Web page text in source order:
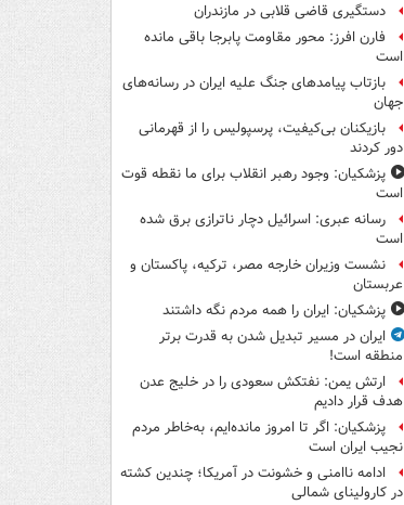
دستگیری قاضی قلابی در مازندران
فارن افرز: محور مقاومت پابرجا باقی مانده
است
بازتاب پیامدهای جنگ علیه ایران در رسانه‌های
جهان
بازیکنان بی‌کیفیت، پرسپولیس را از قهرمانی
دور کردند
پزشکیان: وجود رهبر انقلاب برای ما نقطه قوت
است
رسانه عبری: اسرائیل دچار ناترازی برق شده
است
نشست وزیران خارجه مصر، ترکیه، پاکستان و
عربستان
پزشکیان: ایران را همه مردم نگه داشتند
ایران در مسیر تبدیل شدن به قدرت برتر
منطقه است!
ارتش یمن: نفتکش سعودی را در خلیج عدن
هدف قرار دادیم
پزشکیان: اگر تا امروز مانده‌ایم، به‌خاطر مردم
نجیب ایران است
ادامه ناامنی و خشونت در آمریکا؛ چندین کشته
در کارولینای شمالی